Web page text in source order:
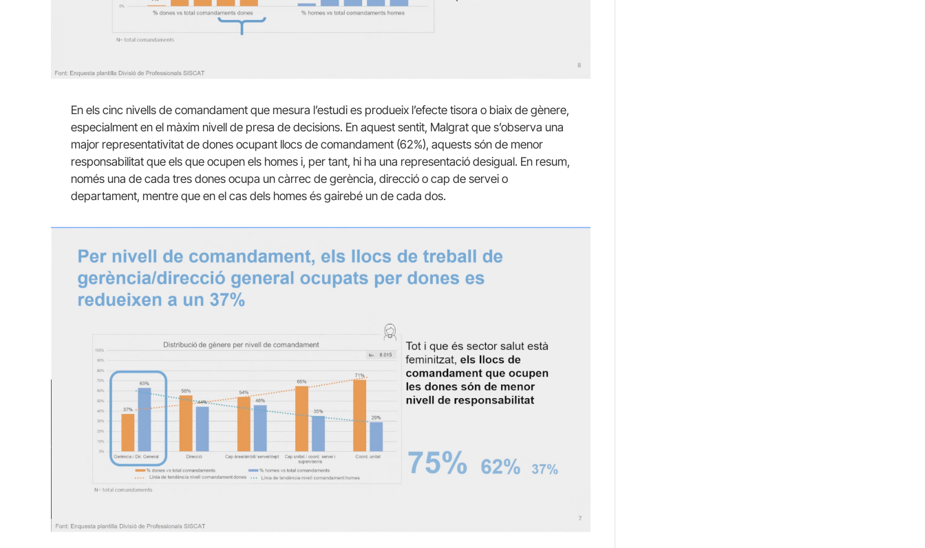
En els cinc nivells de comandament que mesura l’estudi es produeix l’efecte tisora o biaix de gènere,
especialment en el màxim nivell de presa de decisions. En aquest sentit, Malgrat que s’observa una
major representativitat de dones ocupant llocs de comandament (62%), aquests són de menor
responsabilitat que els que ocupen els homes i, per tant, hi ha una representació desigual. En resum,
només una de cada tres dones ocupa un càrrec de gerència, direcció o cap de servei o
departament, mentre que en el cas dels homes és gairebé un de cada dos.